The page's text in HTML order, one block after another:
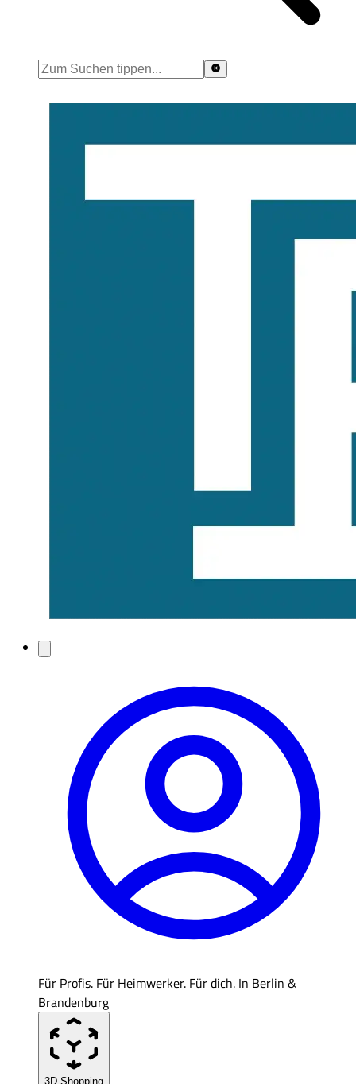
Für Profis. Für Heimwerker. Für dich. In Berlin &
Brandenburg
3D Shopping